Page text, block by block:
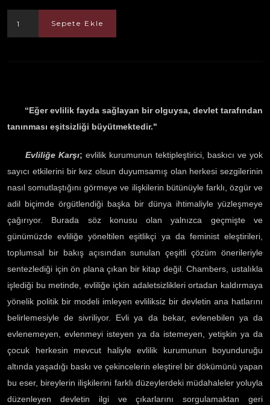
Sepete Ekle
“Eğer evlilik fayda sağlayan bir olguysa, devlet tarafından
tanınması eşitsizliği büyütmektedir."
Evliliğe Karşı; evlilik kurumunun tektipleştirici, baskıcı ve yok
sayıcı etkilerini bir kez olsun duyumsamış olan herkesi sezgilerinin
nasıl somutlaştığını görmeye ve ilişkilerin bütünüyle farklı, özgür ve
adil biçimde örgütlendiği başka bir dünya ihtimaliyle yüzleşmeye
çağırıyor. Burada söz konusu olan yalnızca geçmişte ve
günümüzde evliliğe yöneltilen eşitlikçi ya da feminist eleştirileri,
toplumsal bir bakış açısından sunulan çeşitli çözüm önerileriyle
sentezlediği için ön plana çıkan bir kitap değil. Chambers, ustalıkla
işlediği bu metinde, evliliğe içkin adaletsizlikleri ortadan kaldırmaya
yönelik politik bir modeli imleyen evliliksiz bir devletin ana hatlarını
belirlemesiyle de sivriliyor. Evli ya da bekar, evlenebilen ya da
evlenemeyen, evlenmeyi isteyen ya da istemeyen, yetişkin ya da
çocuk herkesin mevcut haliyle evlilik kurumunun boyunduruğu
altında yaşadığı baskı ve çekincelerin eleştirel bir dökümünü yapan
bu eser, bireylerin ilişkilerini farklı düzeylerdeki müdahaleler yoluyla
düzenleyen devletin ilgi ve çıkarlarını sorgulamaktan geri